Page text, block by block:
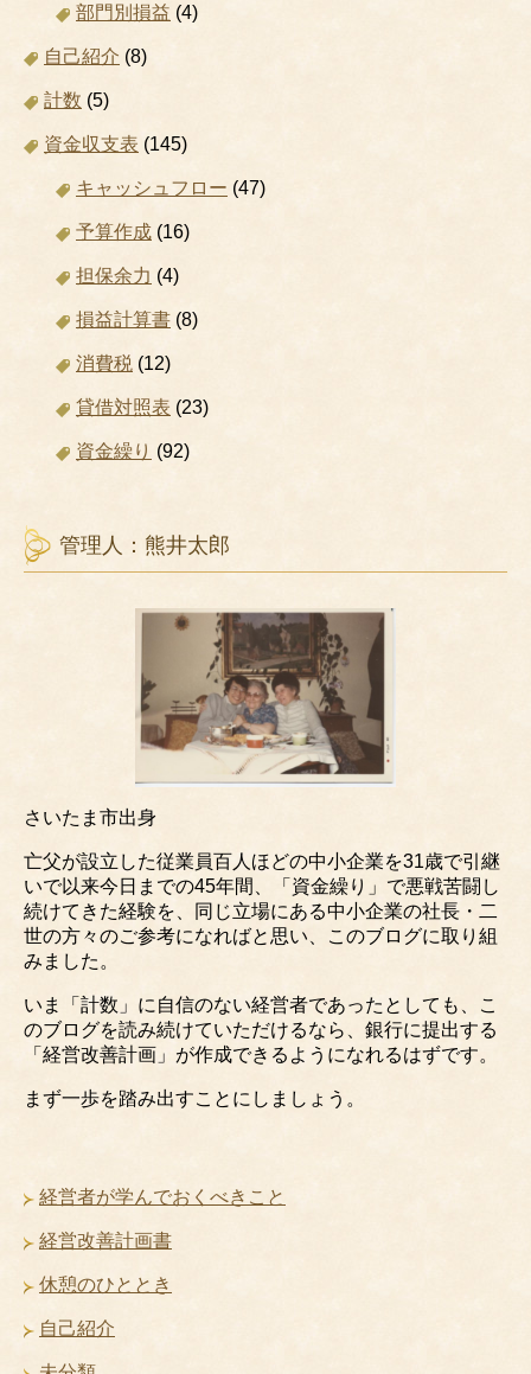
部門別損益 (4)
自己紹介 (8)
計数 (5)
資金収支表 (145)
キャッシュフロー (47)
予算作成 (16)
担保余力 (4)
損益計算書 (8)
消費税 (12)
貸借対照表 (23)
資金繰り (92)
管理人：熊井太郎
さいたま市出身
亡父が設立した従業員百人ほどの中小企業を31歳で引継
いで以来今日までの45年間、「資金繰り」で悪戦苦闘し
続けてきた経験を、同じ立場にある中小企業の社長・二
世の方々のご参考になればと思い、このブログに取り組
みました。
いま「計数」に自信のない経営者であったとしても、こ
のブログを読み続けていただけるなら、銀行に提出する
「経営改善計画」が作成できるようになれるはずです。
まず一歩を踏み出すことにしましょう。
経営者が学んでおくべきこと
経営改善計画書
休憩のひととき
自己紹介